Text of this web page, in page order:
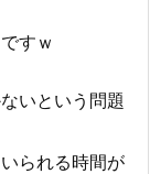
すｗ
いという問題
られる時間が